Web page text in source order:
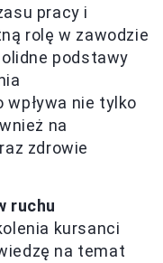
pracy i
rolę w zawodzie
podstawy
wpływa nie tylko
na
zdrowie
ruchu
kursanci
na temat